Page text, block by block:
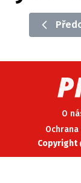
O
Copyright